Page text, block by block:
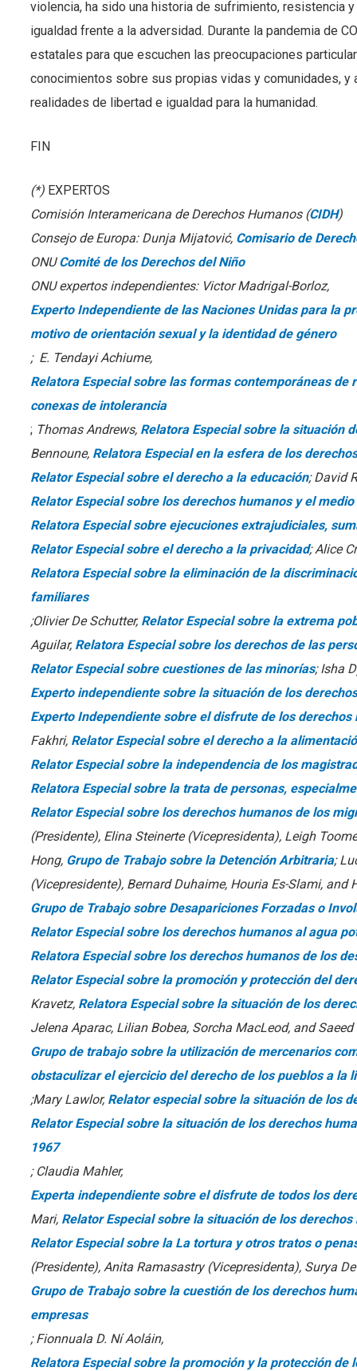
violencia, ha sido una historia de sufrimiento, resistencia
igualdad frente a la adversidad. Durante la pandemia de
estatales para que escuchen las preocupaciones
conocimientos sobre sus propias vidas y comunidades,
realidades de libertad e igualdad para la humanidad.
FIN
(*) EXPERTOS
Comisión Interamericana de Derechos Humanos (CIDH)
Consejo de Europa: Dunja Mijatović, Comisario de
ONUComité de los Derechos del Niño
ONU expertos independientes: Victor Madrigal-Borloz,
Experto Independiente de las Naciones Unidas para la
motivo de orientación sexual y la identidad de género
; E. Tendayi Achiume,
Relatora Especial sobre las formas contemporáneas
conexas de intolerancia
; Thomas Andrews, Relatora Especial sobre la situación
Bennoune, Relatora Especial en la esfera de los
Relator Especial sobre el derecho a la educación; David
Relator Especial sobre los derechos humanos y el
Relatora Especial sobre ejecuciones extrajudiciales,
Relator Especial sobre el derecho a la privacidad; Alice
Relatora Especial sobre la eliminación de la
familiares
;Olivier De Schutter, Relator Especial sobre la extrema
Aguilar, Relatora Especial sobre los derechos de las
Relator Especial sobre cuestiones de las minorías; Isha
Experto independiente sobre la situación de los
Experto Independiente sobre el disfrute de los
Fakhri, Relator Especial sobre el derecho a la
Relator Especial sobre la independencia de los
Relatora Especial sobre la trata de personas,
Relator Especial sobre los derechos humanos de los
(Presidente), Elina Steinerte (Vicepresidenta), Leigh
Hong, Grupo de Trabajo sobre la Detención Arbitraria;
(Vicepresidente), Bernard Duhaime, Houria Es-Slami,
Grupo de Trabajo sobre Desapariciones Forzadas o
Relator Especial sobre los derechos humanos al agua
Relatora Especial sobre los derechos humanos de los
Relator Especial sobre la promoción y protección del
Kravetz, Relatora Especial sobre la situación de los
Jelena Aparac, Lilian Bobea, Sorcha MacLeod, and
Grupo de trabajo sobre la utilización de mercenarios
obstaculizar el ejercicio del derecho de los pueblos a la
;Mary Lawlor, Relator especial sobre la situación de los
Relator Especial sobre la situación de los derechos
1967
; Claudia Mahler,
Experta independiente sobre el disfrute de todos los
Mari, Relator Especial sobre la situación de los
Relator Especial sobre la La tortura y otros tratos o
(Presidente), Anita Ramasastry (Vicepresidenta), Surya
Grupo de Trabajo sobre la cuestión de los derechos
empresas
; Fionnuala D. Ní Aoláin,
Relatora Especial sobre la promoción y la protección